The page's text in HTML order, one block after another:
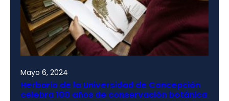
Mayo 6, 2024
Herbario de la Universidad de Concepción
celebra 100 años de conservación botánica